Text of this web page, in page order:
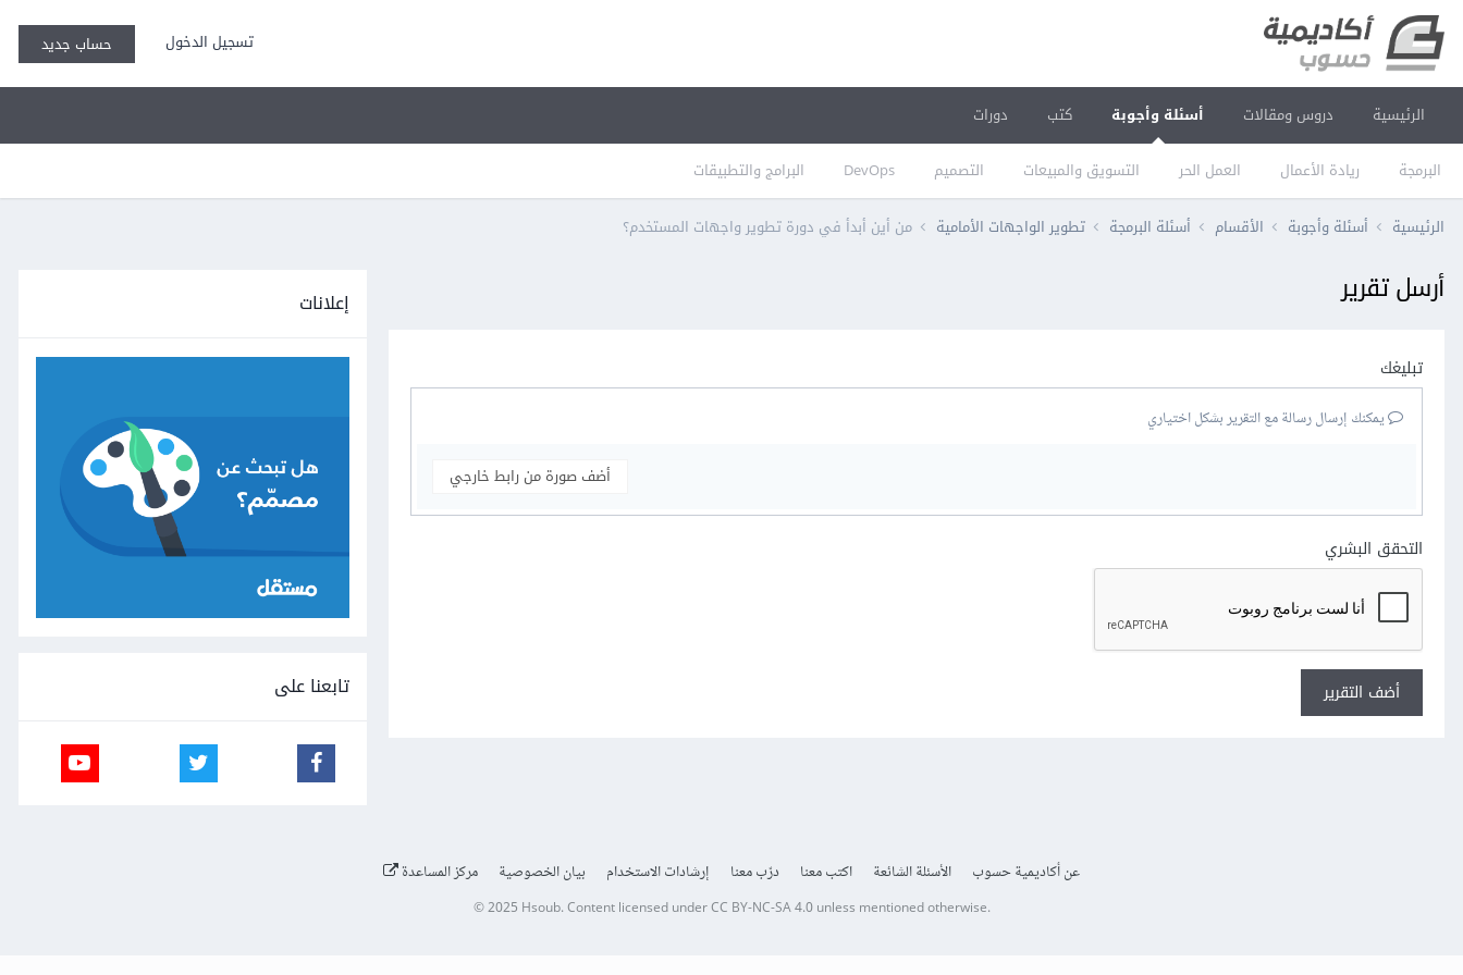
تسجيل الدخول حساب جديد
الرئيسية دروس ومقالات أسئلة وأجوبة
البرمجة ريادة الأعمال العمل الحر التسويق والمبيعات التصميم DevOps البرامج والتطبيقات
كتب دورات
الرئيسية أسئلة وأجوبة الأقسام أسئلة البرمجة تطوير الواجهات الأمامية من أين أبدأ في دورة تطوير واجهات المستخدم؟
أرسل تقرير
تبليغك
يمكنك إرسال رسالة مع التقرير بشكل اختياري
أضف صورة من رابط خارجي
التحقق البشري
أضف التقرير
إعلانات
تابعنا على
عن أكاديمية حسوب الأسئلة الشائعة اكتب معنا درّب معنا إرشادات الاستخدام بيان الخصوصية مركز المساعدة
© 2025 Hsoub.Content licensed underCC BY-NC-SA 4.0unless mentioned otherwise.